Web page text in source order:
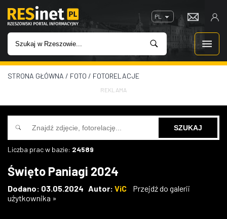
PL
WIADOMOŚCI
INWESTYCJE
IMPREZY
W KINACH
STRONA GŁÓWNA / FOTO / FOTORELACJE
REKLAMA
Liczba prac w bazie: 24589
Święto Paniagi 2024
Dodano: 03.05.2024 Autor: ViC
Przejdź do galerii
użytkownika »